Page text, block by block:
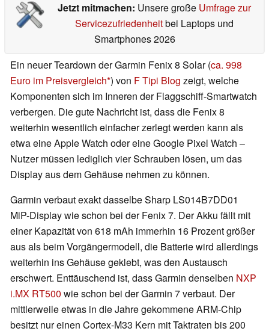
Jetzt mitmachen: Unsere große Umfrage zur
Servicezufriedenheitbei Laptops und
Smartphones 2026
Ein neuer Teardown der Garmin Fenix 8 Solar (ca. 998
Euro im Preisvergleich ) von F Tipi Blog zeigt, welche
Komponenten sich im Inneren der Flaggschiff-Smartwatch
verbergen. Die gute Nachricht ist, dass die Fenix 8
weiterhin wesentlich einfacher zerlegt werden kann als
etwa eine Apple Watch oder eine Google Pixel Watch –
Nutzer müssen lediglich vier Schrauben lösen, um das
Display aus dem Gehäuse nehmen zu können.
Garmin verbaut exakt dasselbe Sharp LS014B7DD01
MiP-Display wie schon bei der Fenix 7. Der Akku fällt mit
einer Kapazität von 618 mAh immerhin 16 Prozent größer
aus als beim Vorgängermodell, die Batterie wird allerdings
weiterhin ins Gehäuse geklebt, was den Austausch
erschwert. Enttäuschend ist, dass Garmin denselben NXP
i.MX RT500 wie schon bei der Garmin 7 verbaut. Der
mittlerweile etwas in die Jahre gekommene ARM-Chip
besitzt nur einen Cortex-M33 Kern mit Taktraten bis 200